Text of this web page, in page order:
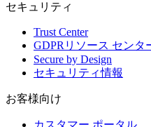
セキュリティ
Trust Center
GDPRリソース センタ
Secure by Design
セキュリティ情報
お客様向け
カスタマー ポータル